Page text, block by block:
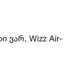
ვარ, Wizz Air-